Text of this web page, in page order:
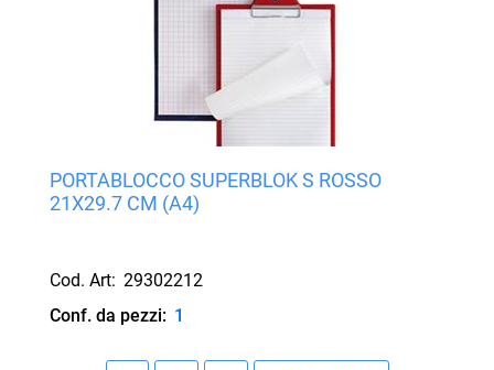
PORTABLOCCO SUPERBLOK S ROSSO
21X29.7 CM (A4)
Cod. Art: 29302212
Conf. da pezzi: 1